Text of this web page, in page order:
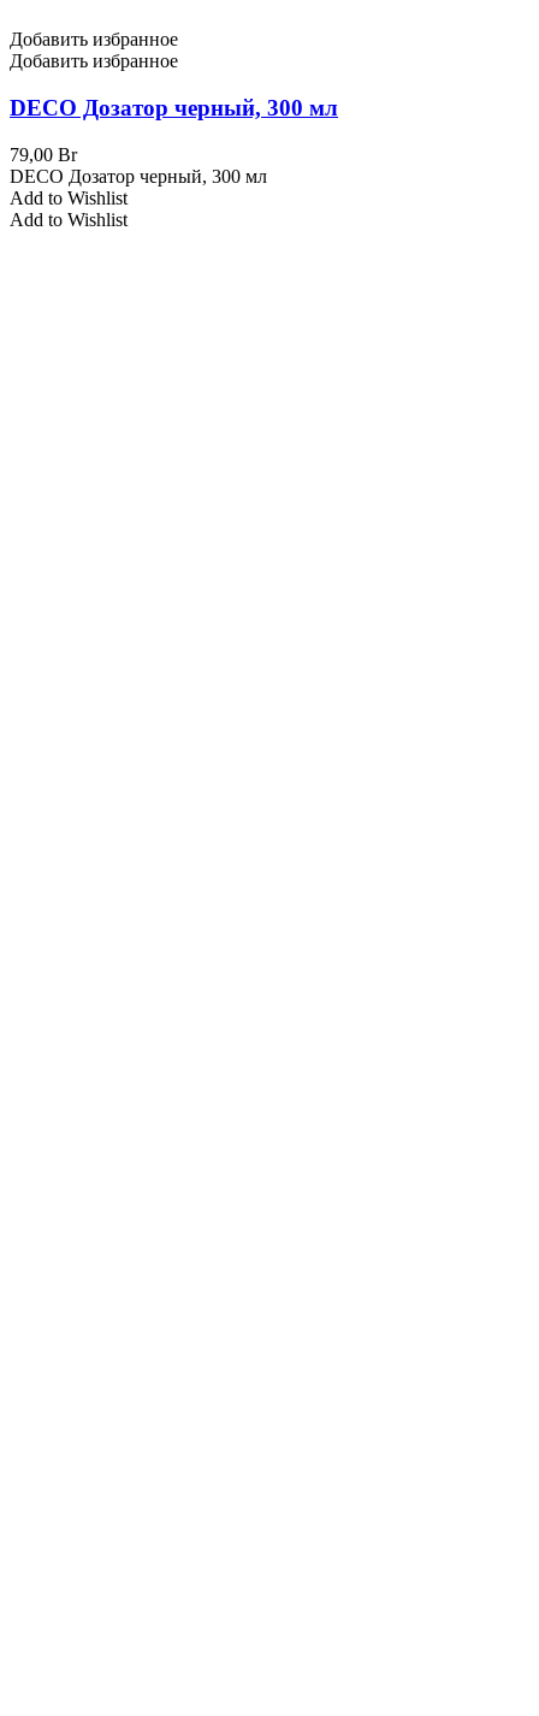
Добавить избранное
Добавить избранное
DECO Дозатор черный, 300 мл
79,00 Br
DECO Дозатор черный, 300 мл
Add to Wishlist
Add to Wishlist